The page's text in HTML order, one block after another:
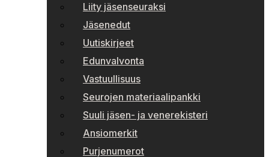
Liity jäsenseuraksi
Jäsenedut
Uutiskirjeet
Edunvalvonta
Vastuullisuus
Seurojen materiaalipankki
Suuli jäsen- ja venerekisteri
Ansiomerkit
Purjenumerot